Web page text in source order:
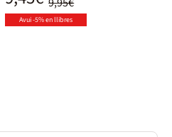
Avui -5% en llibres